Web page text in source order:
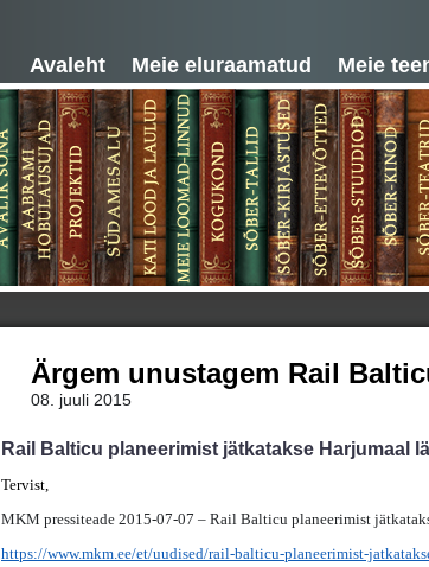
Avaleht Meie eluraamatud Meie
Ärgem unustagem Rail
08. juuli 2015
Rail Balticu planeerimist jätkatakse Harjumaal
Tervist,
MKM pressiteade 2015-07-07 – Rail Balticu planeerimist
https://www.mkm.ee/et/uudised/rail-balticu-planeerimist-